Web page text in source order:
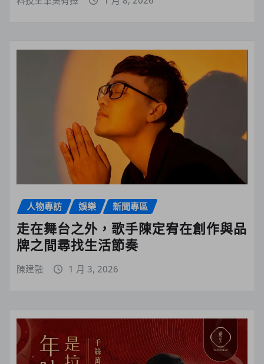
人物專訪 娛樂 新聞專區
走在舞台之外，歌手陳定宥在創作與品
牌之間尋找生活節奏
陳建融 1 月 3, 2026